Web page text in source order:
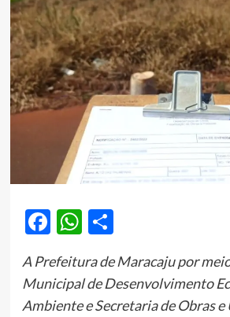
Facebook
WhatsApp
Share
A Prefeitura de Maracaju por
Municipal de Desenvolvimento
Ambiente e Secretaria de Obras